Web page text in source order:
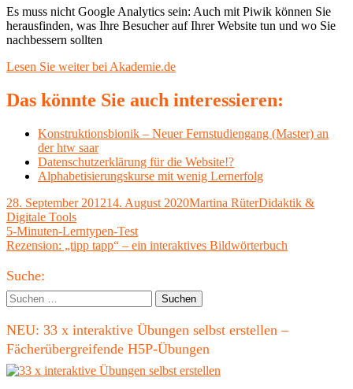
Es muss nicht Google Analytics sein: Auch mit Piwik können Sie
herausfinden, was Ihre Besucher auf Ihrer Website tun und wo Sie
nachbessern sollten
Lesen Sie weiter bei Akademie.de
Das könnte Sie auch interessieren:
Konstruktionsbionik – Neuer Fernstudiengang (Master) an
der htw saar
Datenschutzerklärung für die Website!?
Alphabetisierungskurse mit wenig Lernerfolg
Veröffentlicht
am
28. September 201214. August 2020Autor
Martina RüterKategorien
Didaktik &
Digitale Tools
Beitragsnavigation
Vorheriger
Beitrag:
5-Minuten-Lerntypen-Test
Nächster
Rezension: „tipp tapp“ – ein interaktives Bildwörterbuch
Haupt-
Seitenleiste
Suche:
Suchen
nach:
NEU: 33 x interaktive Übungen selbst erstellen –
Fächerübergreifende H5P-Übungen